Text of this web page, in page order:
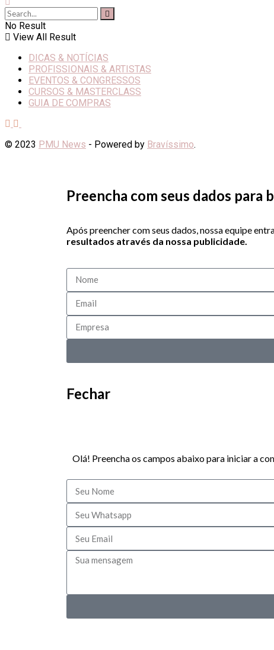
No Result
View All Result
DICAS & NOTÍCIAS
PROFISSIONAIS & ARTISTAS
EVENTOS & CONGRESSOS
CURSOS & MASTERCLASS
GUIA DE COMPRAS
© 2023 PMU News - Powered by Bravíssimo.
Preencha com seus dados para
Após preencher com seus dados, nossa equipe
resultados através da nossa publicidade.
Fechar
Olá! Preencha os campos abaixo para iniciar a